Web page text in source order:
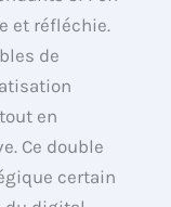
et réfléchie.
de
en
Ce double
certain